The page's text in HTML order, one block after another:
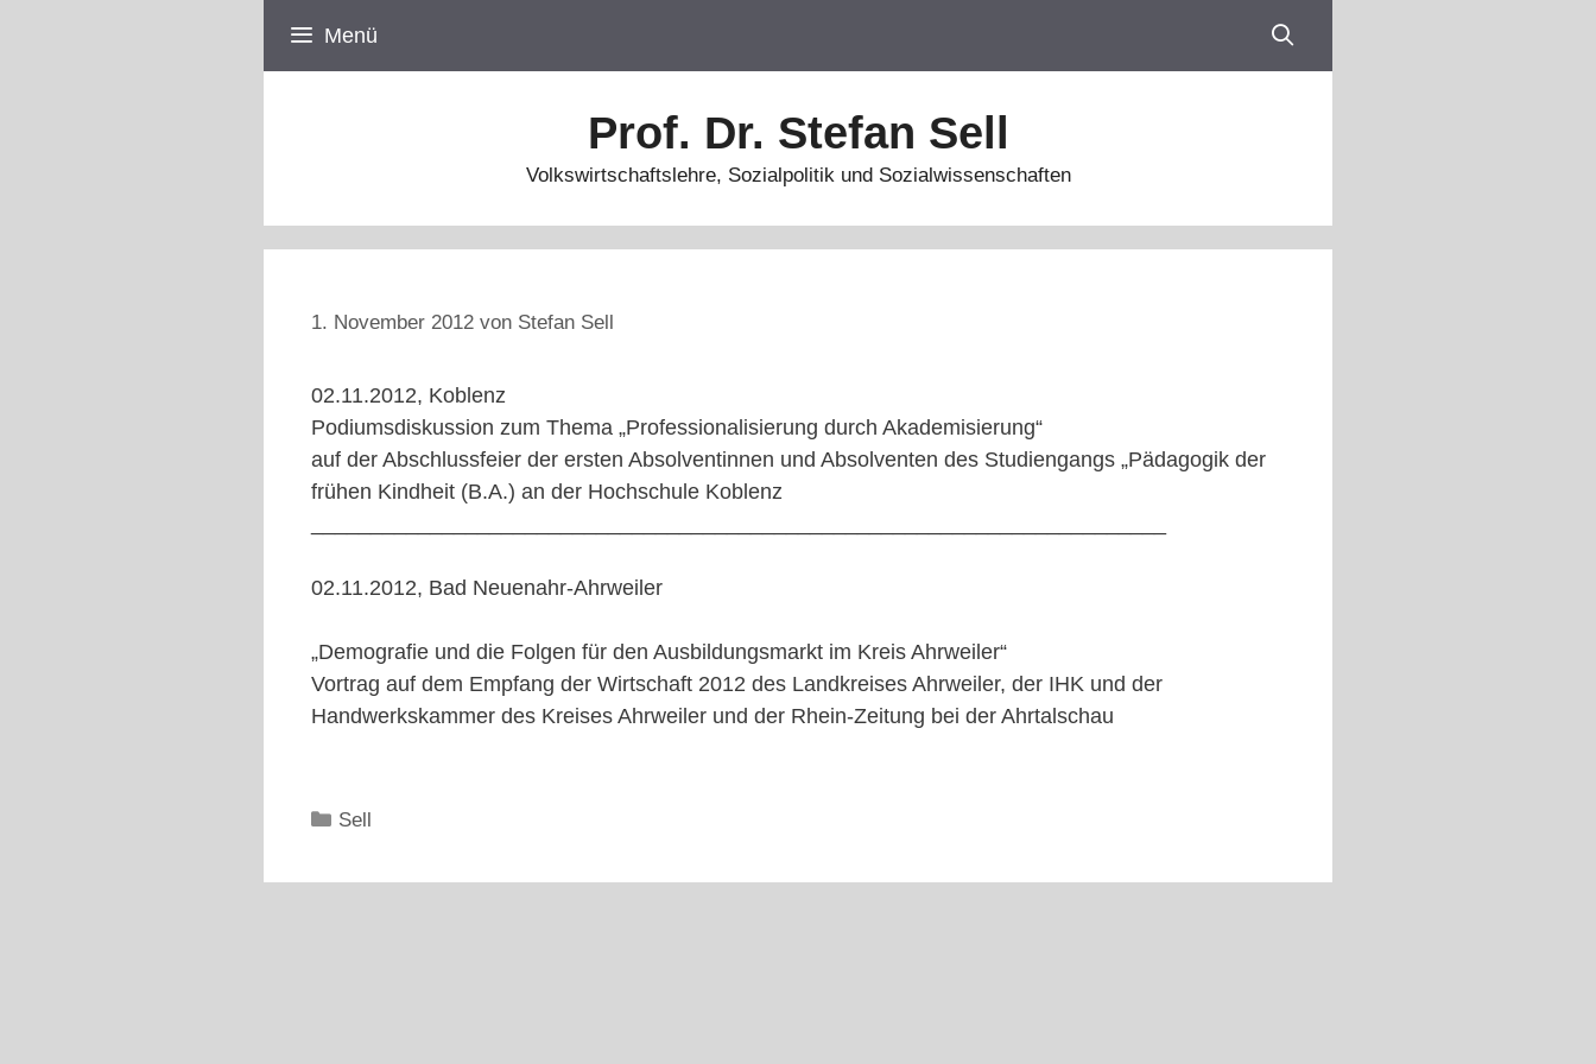
Menü
Prof. Dr. Stefan Sell
Volkswirtschaftslehre, Sozialpolitik und Sozialwissenschaften
1. November 2012 von Stefan Sell
02.11.2012, Koblenz
Podiumsdiskussion zum Thema „Professionalisierung durch Akademisierung“
auf der Abschlussfeier der ersten Absolventinnen und Absolventen des Studiengangs „Pädagogik der
frühen Kindheit (B.A.) an der Hochschule Koblenz
02.11.2012, Bad Neuenahr-Ahrweiler
„Demografie und die Folgen für den Ausbildungsmarkt im Kreis Ahrweiler“
Vortrag auf dem Empfang der Wirtschaft 2012 des Landkreises Ahrweiler, der IHK und der
Handwerkskammer des Kreises Ahrweiler und der Rhein-Zeitung bei der Ahrtalschau
Kategorien
Sell